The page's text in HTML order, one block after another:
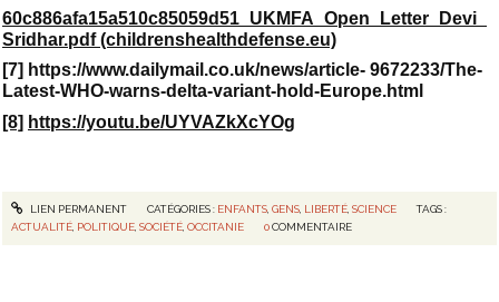
60c886afa15a510c85059d51_UKMFA_Open_Letter_Devi_
Sridhar.pdf (childrenshealthdefense.eu)
[7] https://www.dailymail.co.uk/news/article- 9672233/The-
Latest-WHO-warns-delta-variant-hold-Europe.html
[8] https://youtu.be/UYVAZkXcYOg
LIEN PERMANENT CATÉGORIES : ENFANTS, GENS, LIBERTÉ, SCIENCE
TAGS :
ACTUALITÉ POLITIQUE ,SOCIÉTÉ ,OCCITANIE 0 COMMENTAIRE